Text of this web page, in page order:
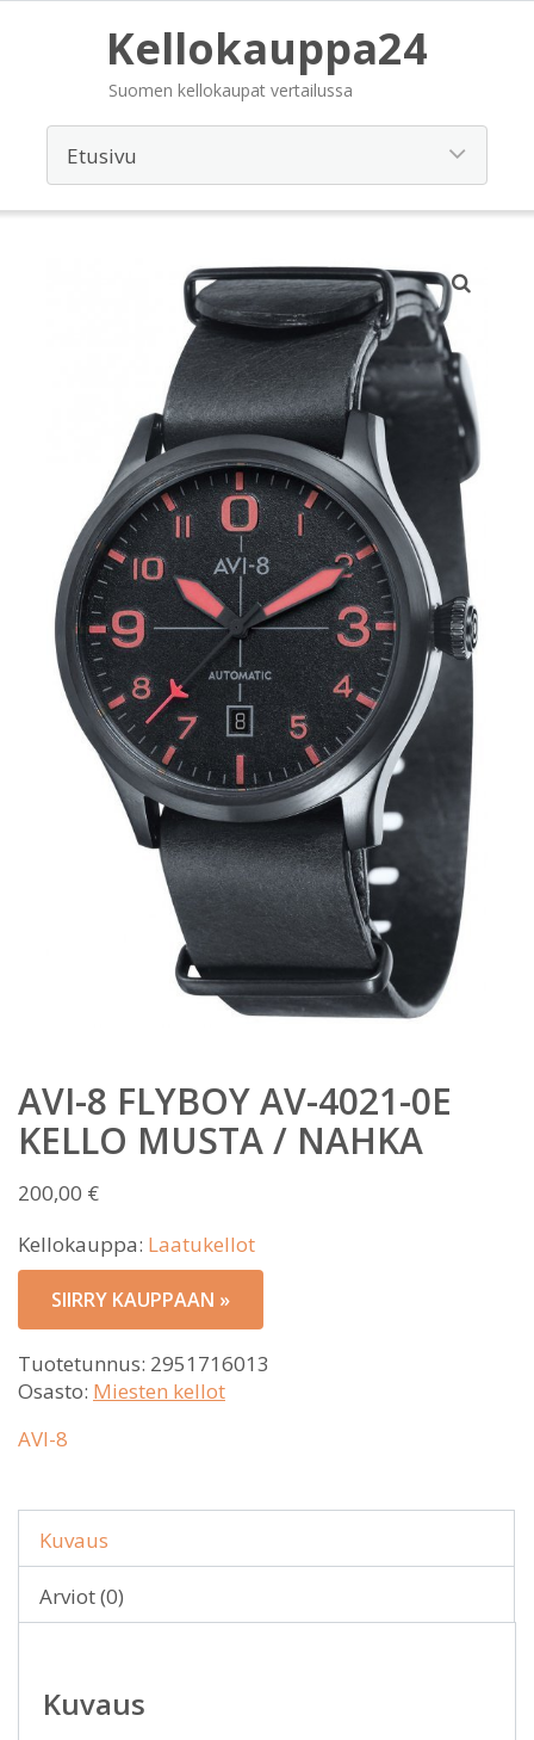
Kellokauppa24
Suomen kellokaupat vertailussa
AVI-8 FLYBOY AV-4021-0E
KELLO MUSTA / NAHKA
200,00 €
Kellokauppa: Laatukellot
SIIRRY KAUPPAAN »
Tuotetunnus: 2951716013
Osasto: Miesten kellot
AVI-8
Kuvaus
Arviot (0)
Kuvaus